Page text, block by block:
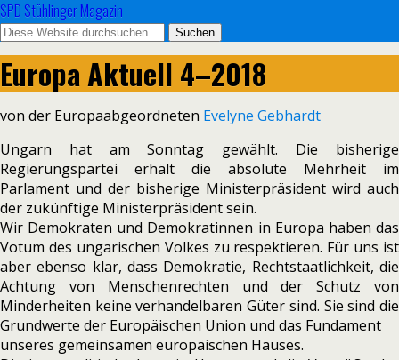
SPD Stühlinger Magazin
Europa Aktuell 4–2018
von der Europaabgeordneten Evelyne Gebhardt
Ungarn hat am Sonntag gewählt. Die bis­he­rige
Regierungspartei erhält die abso­lute Mehrheit im
Parlament und der bis­he­rige Ministerpräsident wird auch
der zukünf­tige Ministerpräsident sein.
Wir Demokraten und Demokratinnen in Europa haben das
Votum des unga­ri­schen Volkes zu respek­tie­ren. Für uns ist
aber ebenso klar, dass Demokratie, Rechtstaatlichkeit, die
Achtung von Menschenrechten und der Schutz von
Minderheiten keine ver­han­del­ba­ren Güter sind. Sie sind die
Grundwerte der Europäischen Union und das Fundament
unse­res gemein­sa­men euro­päi­schen Hauses.